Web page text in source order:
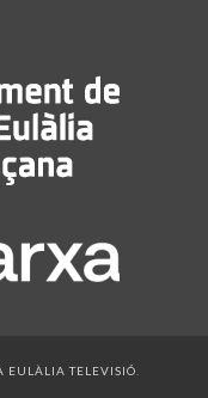
EULÀLIA TELEVISIÓ